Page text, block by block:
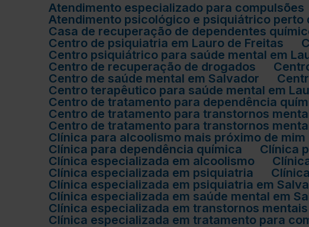
Atendimento especializado para compulsões
Atendimento psicológico e psiquiátrico perto
Casa de recuperação de dependentes
Centro de psiquiatria em Lauro de Freitas
Centro psiquiátrico para saúde mental em
Centro de recuperação de drogados
Centro de saúde mental em Salvador
Centro terapêutico para saúde mental em
Centro de tratamento para dependência
Centro de tratamento para transtornos
Centro de tratamento para transtornos
Clínica para alcoolismo mais próximo de mim
Clínica para dependência química
Clínica
Clínica especializada em alcoolismo
Clínica especializada em psiquiatria
Clínica especializada em psiquiatria em
Clínica especializada em saúde mental em
Clínica especializada em transtornos
Clínica especializada em tratamento para